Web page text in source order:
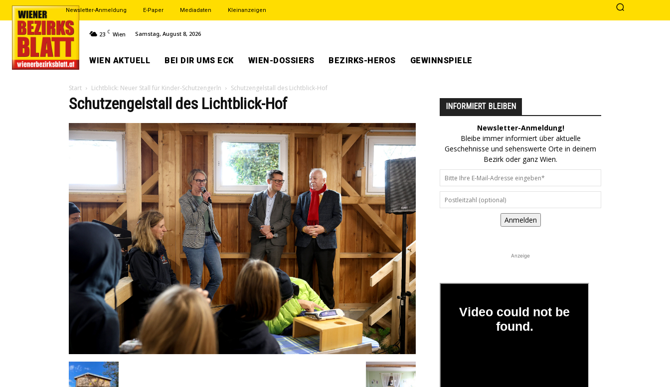
Newsletter-Anmeldung E-Paper Mediadaten Kleinanzeigen
23 C Wien Samstag, August 8, 2026
WIEN AKTUELL BEI DIR UMS ECK WIEN-DOSSIERS BEZIRKS-HEROS GEWINNSPIELE
Start Lichtblick: Neuer Stall für Kinder-Schutzengerln Schutzengelstall des Lichtblick-Hof
Schutzengelstall des Lichtblick-Hof INFORMIERT BLEIBEN
Newsletter-Anmeldung!
Bleibe immer informiert über aktuelle
Geschehnisse und sehenswerte Orte in deinem
Bezirk oder ganz Wien.
Anmelden
Anzeige